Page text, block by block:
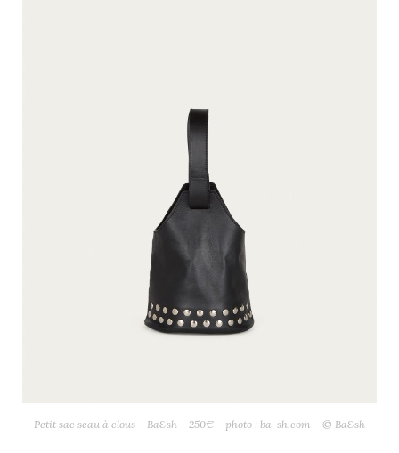
Petit sac seau à clous – Ba&sh – 250€ – photo : ba-sh.com – © Ba&sh